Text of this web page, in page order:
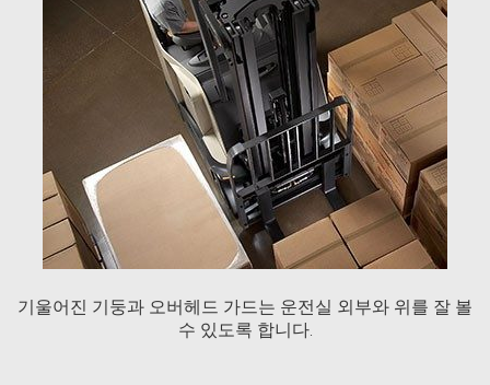
기울어진 기둥과 오버헤드 가드는 운전실 외부와 위를 잘 볼
수 있도록 합니다.